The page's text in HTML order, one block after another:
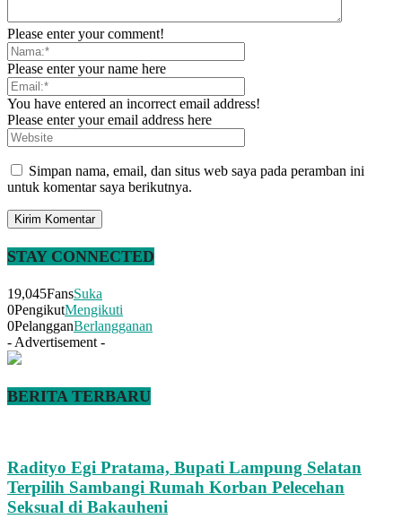
Please enter your comment!
Please enter your name here
You have entered an incorrect email address!
Please enter your email address here
Simpan nama, email, dan situs web saya pada peramban ini
untuk komentar saya berikutnya.
STAY CONNECTED
19,045FansSuka
0PengikutMengikuti
0PelangganBerlangganan
- Advertisement -
BERITA TERBARU
Radityo Egi Pratama, Bupati Lampung Selatan
Terpilih Sambangi Rumah Korban Pelecehan
Seksual di Bakauheni